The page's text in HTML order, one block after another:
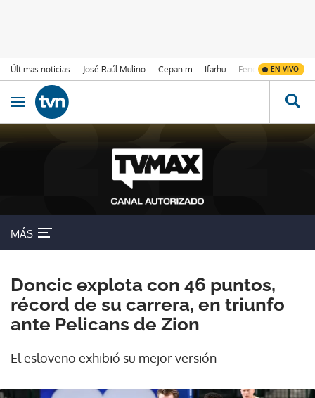
Últimas noticias José Raúl Mulino Cepanim Ifarhu Fenómeno de El
EN VIVO
Ir al contenido
Obrir navegació
MÁS
Doncic explota con 46 puntos,
récord de su carrera, en triunfo
ante Pelicans de Zion
El esloveno exhibió su mejor versión